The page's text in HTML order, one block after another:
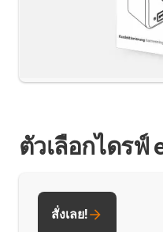
ตัวเลือกไดรฟ์
สั่งเลย!